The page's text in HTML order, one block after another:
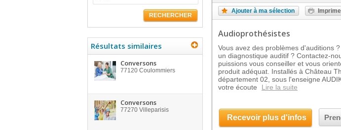
RECHERCHER
Résultats similaires
Conversons
77120 Coulommiers
Conversons
77270 Villeparisis
Ajouter à ma sélection
Audioprothésistes
Vous avez des problèmes d'auditions
un diagnostique auditif ? Contactez-
puissions vous conseiller et vous
produit adéquat. Installés à Château
département 02, sous l'enseigne
votre écoute
Lire la suite
Recevoir plus d'infos